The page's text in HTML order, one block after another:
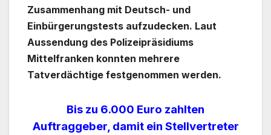
Zusammenhang mit Deutsch- und
Einbürgerungstests aufzudecken. Laut
Aussendung des Polizeipräsidiums
Mittelfranken konnten mehrere
Tatverdächtige festgenommen werden.
Bis zu 6.000 Euro zahlten
Auftraggeber, damit ein Stellvertreter